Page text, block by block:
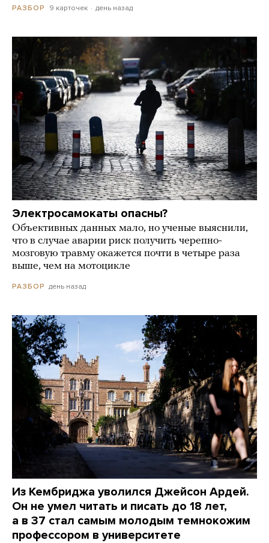
РАЗБОР 9 карточек день назад
Электросамокаты опасны?
Объективных данных мало, но ученые выяснили,
что в случае аварии риск получить черепно-
мозговую травму окажется почти в четыре раза
выше, чем на мотоцикле
РАЗБОР день назад
Из Кембриджа уволился Джейсон Ардей.
Он не умел читать и писать до 18 лет,
а в 37 стал самым молодым темнокожим
профессором в университете